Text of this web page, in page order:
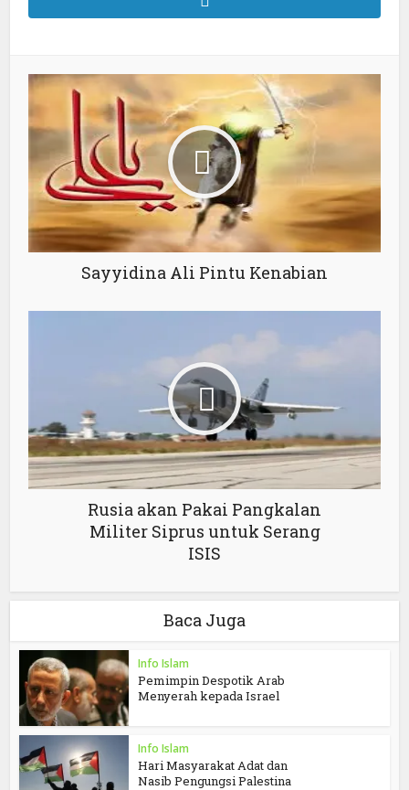
Sayyidina Ali Pintu Kenabian
Rusia akan Pakai Pangkalan
Militer Siprus untuk Serang
ISIS
Baca Juga
Info Islam
Pemimpin Despotik Arab
Menyerah kepada Israel
Info Islam
Hari Masyarakat Adat dan
Nasib Pengungsi Palestina